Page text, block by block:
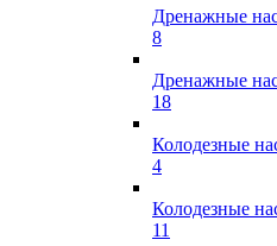
Дренажные
8
Дренажные
18
Колодезные
4
Колодезные
11